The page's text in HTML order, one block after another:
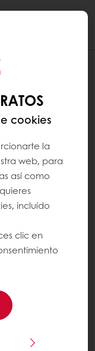
UTZ significa
para la
más de 10
en
la
más grande
de café
por la UTZ
agrícolas,
Su
cookies
la
web, para
así como
incluído
clic en